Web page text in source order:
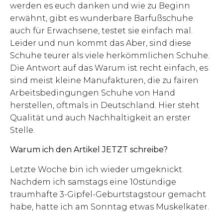
werden es euch danken und wie zu Beginn
erwähnt, gibt es wunderbare Barfußschuhe
auch für Erwachsene, testet sie einfach mal.
Leider und nun kommt das Aber, sind diese
Schuhe teurer als viele herkömmlichen Schuhe.
Die Antwort auf das Warum ist recht einfach, es
sind meist kleine Manufakturen, die zu fairen
Arbeitsbedingungen Schuhe von Hand
herstellen, oftmals in Deutschland. Hier steht
Qualität und auch Nachhaltigkeit an erster
Stelle.
Warum ich den Artikel JETZT schreibe?
Letzte Woche bin ich wieder umgeknickt.
Nachdem ich samstags eine 10stündige
traumhafte 3-Gipfel-Geburtstagstour gemacht
habe, hatte ich am Sonntag etwas Muskelkater.